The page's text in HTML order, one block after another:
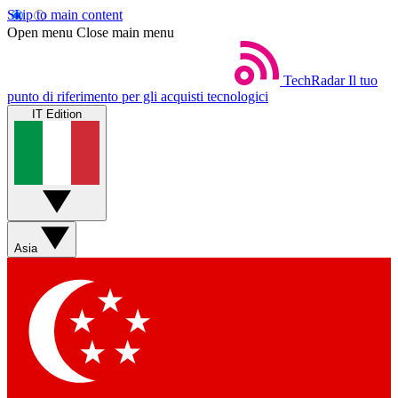
Skip to main content
Open menu Close main menu
TechRadar Il tuo
punto di riferimento per gli acquisti tecnologici
IT Edition
Asia